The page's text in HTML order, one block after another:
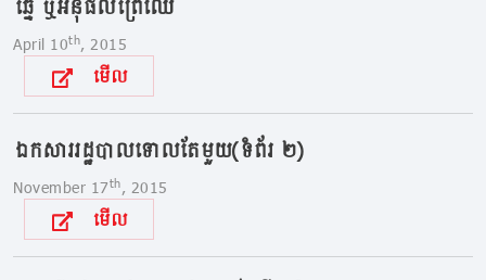
ឆ្នៃ ឬអនុផលព្រៃឈើ
April 10th, 2015
មើល
ឯកសាររដ្ឋបាលទោលតែមួយ(ទំព័រ ២)
November 17th, 2015
មើល